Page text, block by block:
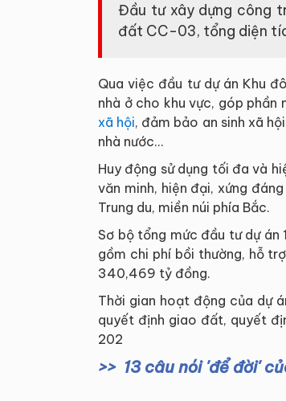
Đầu tư xây dựng công
đất CC-03, tổng diện
Qua việc đầu tư dự án Khu
nhà ở cho khu vực, góp phần
xã hội, đảm bảo an sinh xã
nhà nước...
Huy động sử dụng tối đa và
văn minh, hiện đại, xứng
Trung du, miền núi phía Bắc.
Sơ bộ tổng mức đầu tư dự án
gồm chi phí bồi thường, hỗ
340,469 tỷ đồng.
Thời gian hoạt động của dự
quyết định giao đất, quyết
202
13 câu nói 'để đời'